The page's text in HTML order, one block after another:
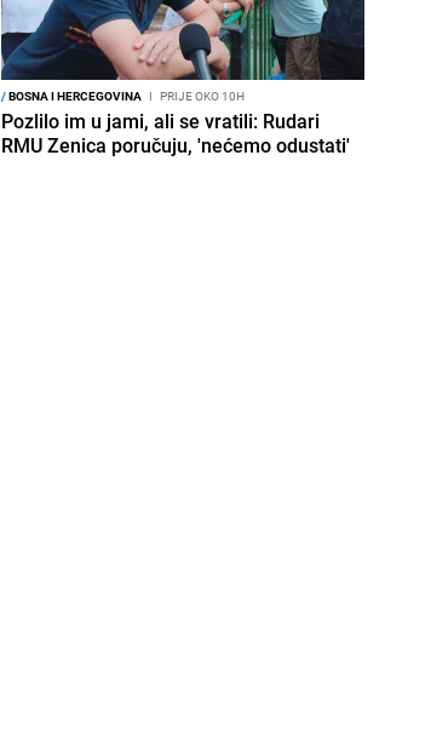
/BOSNA I HERCEGOVINA I PRIJE OKO 10H
Pozlilo im u jami, ali se vratili: Rudari
RMU Zenica poručuju, 'nećemo odustati'